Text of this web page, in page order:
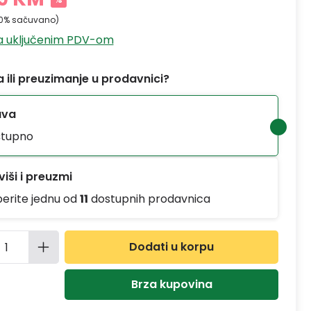
sačuvano)
uključenim PDV-om
ili preuzimanje u prodavnici?
i preuzmi
jednu od11 dostupnih prodavnica
proizvoda: Unesite željenu
Dodati u korpu
Brza kupovina